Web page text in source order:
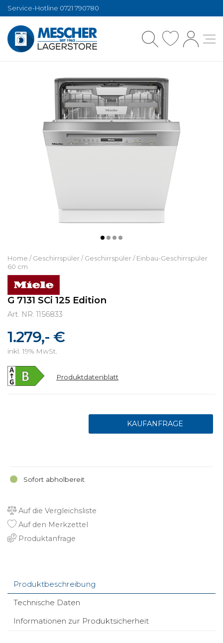
Service-Hotline 0721 790780
Home / Geschirrspüler / Geschirrspüler / Einbau-Geschirrspüler
60 cm
G 7131 SCi 125 Edition
Art. NR: 1156833
1.279,- €
inkl. 19% MwSt.
Produktdatenblatt
Sofort abholbereit
Auf die Vergleichsliste
Auf den Merkzettel
Produktanfrage
Produktbeschreibung
Technische Daten
Informationen zur Produktsicherheit